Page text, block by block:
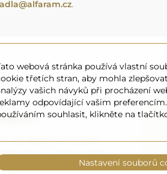
.
aby objednané zrcadlo
zdarma. Disponujeme
díky čemuž vám
webová stránka používá vlastní
třetích stran, aby mohla
vašich návyků při procházení
odpovídající vašim
souhlasit, klikněte na
Nastavení souborů